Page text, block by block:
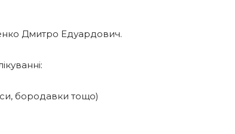
Дмитро Едуардович.
бородавки тощо)